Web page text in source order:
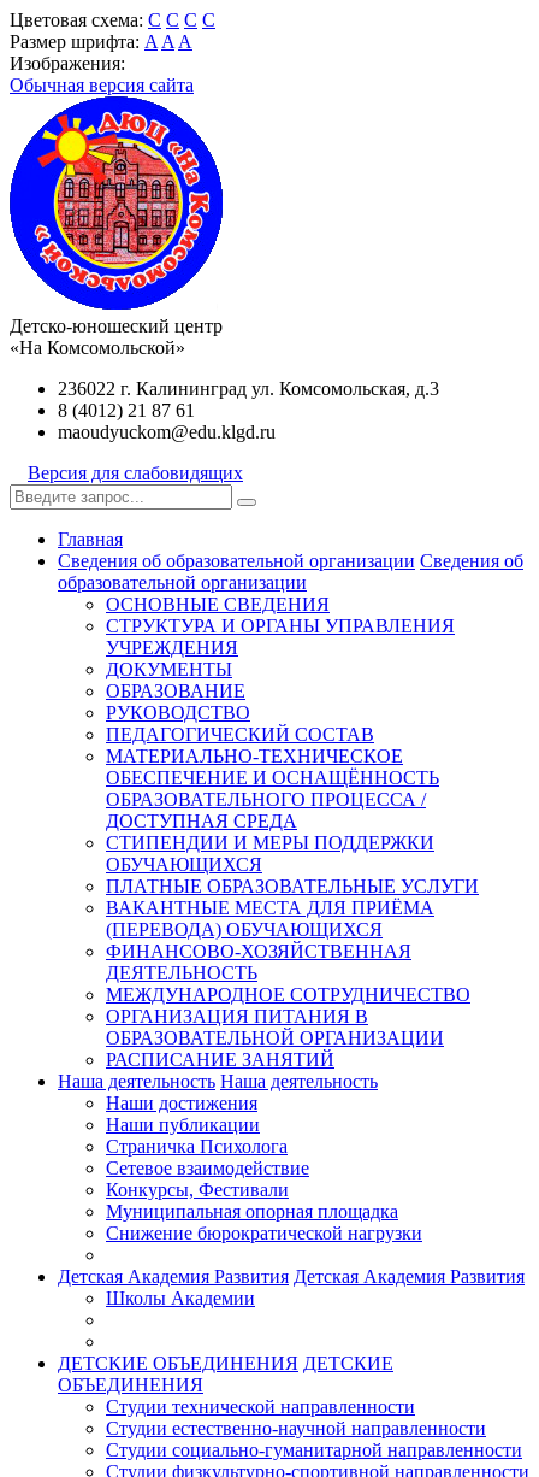
Цветовая схема: C C C C
Размер шрифта: A A A
Изображения:
Обычная версия сайта
Детско-юношеский центр
«На Комсомольской»
236022 г. Калининград ул. Комсомольская, д.3
8 (4012) 21 87 61
maoudyuckom@edu.klgd.ru
Версия для слабовидящих
Главная
Сведения об образовательной организации Сведения об
образовательной организации
ОСНОВНЫЕ СВЕДЕНИЯ
СТРУКТУРА И ОРГАНЫ УПРАВЛЕНИЯ
УЧРЕЖДЕНИЯ
ДОКУМЕНТЫ
ОБРАЗОВАНИЕ
РУКОВОДСТВО
ПЕДАГОГИЧЕСКИЙ СОСТАВ
МАТЕРИАЛЬНО-ТЕХНИЧЕСКОЕ
ОБЕСПЕЧЕНИЕ И ОСНАЩЁННОСТЬ
ОБРАЗОВАТЕЛЬНОГО ПРОЦЕССА /
ДОСТУПНАЯ СРЕДА
СТИПЕНДИИ И МЕРЫ ПОДДЕРЖКИ
ОБУЧАЮЩИХСЯ
ПЛАТНЫЕ ОБРАЗОВАТЕЛЬНЫЕ УСЛУГИ
ВАКАНТНЫЕ МЕСТА ДЛЯ ПРИЁМА
(ПЕРЕВОДА) ОБУЧАЮЩИХСЯ
ФИНАНСОВО-ХОЗЯЙСТВЕННАЯ
ДЕЯТЕЛЬНОСТЬ
МЕЖДУНАРОДНОЕ СОТРУДНИЧЕСТВО
ОРГАНИЗАЦИЯ ПИТАНИЯ В
ОБРАЗОВАТЕЛЬНОЙ ОРГАНИЗАЦИИ
РАСПИСАНИЕ ЗАНЯТИЙ
Наша деятельность Наша деятельность
Наши достижения
Наши публикации
Страничка Психолога
Сетевое взаимодействие
Конкурсы, Фестивали
Муниципальная опорная площадка
Снижение бюрократической нагрузки
Детская Академия Развития Детская Академия Развития
Школы Академии
ДЕТСКИЕ ОБЪЕДИНЕНИЯ ДЕТСКИЕ
ОБЪЕДИНЕНИЯ
Студии технической направленности
Студии естественно-научной направленности
Студии социально-гуманитарной направленности
Студии физкультурно-спортивной направленности